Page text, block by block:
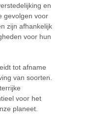
en
gevolgen voor
zijn afhankelijk
voor hun
tot afname
van soorten.
voor het
planeet.